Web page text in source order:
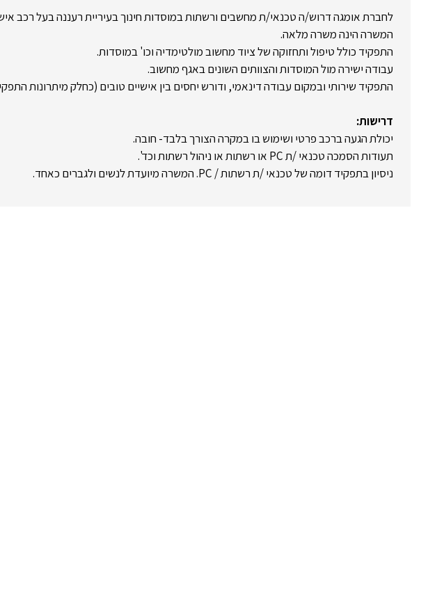
לחברת אומגה דרוש/ה טכנאי/ת מחשבים ורשתות במוסדות חינוך בעיריית רעננה בעל רכב
המשרה הינה משרה מלאה.
התפקיד כולל טיפול ותחזוקה של ציוד מחשוב מולטימדיה וכו' במוסדות.
עבודה ישירה מול המוסדות והצוותים השונים באגף מחשוב.
התפקיד שירותי ובמקום עבודה דינאמי, ודורש יחסים בין אישיים טובים (כחלק מיתרונות
דרישות:
יכולת הגעה ברכב פרטי ושימוש בו במקרה הצורך בלבד- חובה.
תעודות הסמכה טכנאי /ת PC או רשתות או ניהול רשתות וכד'.
ניסיון בתפקיד דומה של טכנאי /ת רשתות / PC. המשרה מיועדת לנשים ולגברים כאחד.